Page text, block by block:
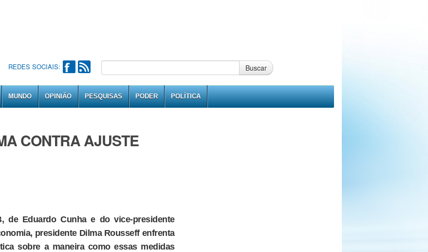
REDES SOCIAIS: Buscar
MUNDO OPINIÃO PESQUISAS PODER POLÍTICA
CONTRA AJUSTE
de Eduardo Cunha e do vice-presidente
presidente Dilma Rousseff enfrenta
sobre a maneira como essas medidas